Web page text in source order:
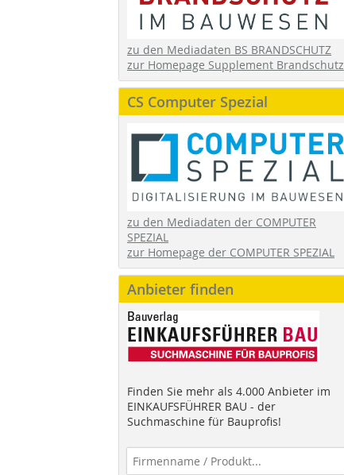
zu den Mediadaten BS BRANDSCHUTZ
zur Homepage Supplement Brandschutz
CS Computer Spezial
zu den Mediadaten der COMPUTER
SPEZIAL
zur Homepage der COMPUTER SPEZIAL
Anbieter finden
Finden Sie mehr als 4.000 Anbieter im
EINKAUFSFÜHRER BAU - der
Suchmaschine für Bauprofis!